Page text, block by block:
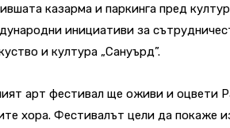
казарма и паркинга пред
инициативи за
и култура „Сануърд”.
арт фестивал ще оживи и оцвети
хора. Фестивалът цели да покаже